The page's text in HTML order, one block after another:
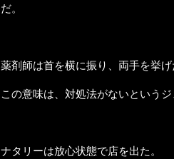
だ。
薬剤師は首を横に振り、両手を挙げ
この意味は、対処法がないというジ
ナタリーは放心状態で店を出た。